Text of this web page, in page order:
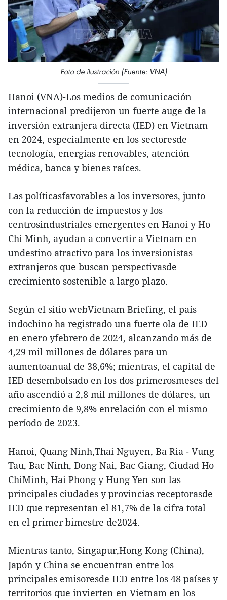
Foto de ilustración (Fuente: VNA)
Hanoi (VNA)-Los medios de comunicación
internacional predijeron un fuerte auge de la
inversión extranjera directa (IED) en Vietnam
en 2024, especialmente en los sectoresde
tecnología, energías renovables, atención
médica, banca y bienes raíces.
Las políticasfavorables a los inversores, junto
con la reducción de impuestos y los
centrosindustriales emergentes en Hanoi y Ho
Chi Minh, ayudan a convertir a Vietnam en
undestino atractivo para los inversionistas
extranjeros que buscan perspectivasde
crecimiento sostenible a largo plazo.
Según el sitio webVietnam Briefing, el país
indochino ha registrado una fuerte ola de IED
en enero yfebrero de 2024, alcanzando más de
4,29 mil millones de dólares para un
aumentoanual de 38,6%; mientras, el capital de
IED desembolsado en los dos primerosmeses del
año ascendió a 2,8 mil millones de dólares, un
crecimiento de 9,8% enrelación con el mismo
período de 2023.
Hanoi, Quang Ninh,Thai Nguyen, Ba Ria - Vung
Tau, Bac Ninh, Dong Nai, Bac Giang, Ciudad Ho
ChiMinh, Hai Phong y Hung Yen son las
principales ciudades y provincias receptorasde
IED que representan el 81,7% de la cifra total
en el primer bimestre de2024.
Mientras tanto, Singapur,Hong Kong (China),
Japón y China se encuentran entre los
principales emisoresde IED entre los 48 países y
territorios que invierten en Vietnam en los